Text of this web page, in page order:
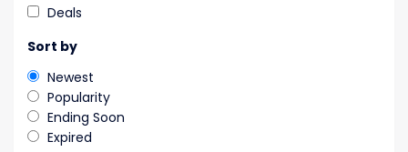
Deals
Sort by
Newest
Popularity
Ending Soon
Expired